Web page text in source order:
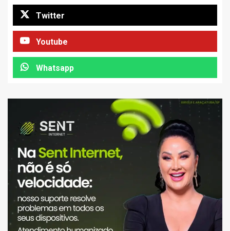
Twitter
Youtube
Whatsapp